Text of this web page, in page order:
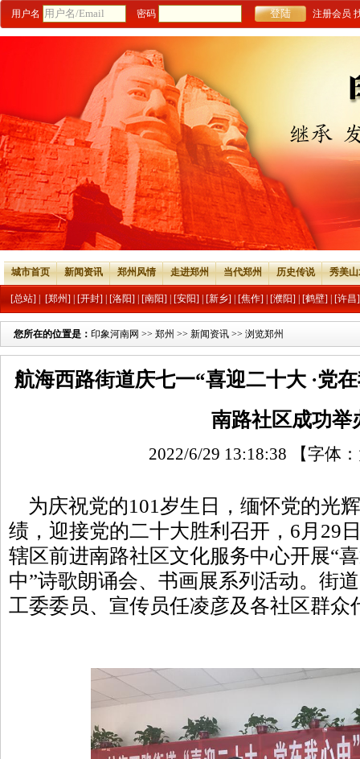
用户名 密码 注册会员
城市首页 新闻资讯 郑州风情 走进郑州 当代郑州 历史传说 秀美
[总站] [郑州] [开封] [洛阳] [南阳] [安阳] [新乡] [焦作] [濮阳] [鹤壁] [许昌]
您所在的位置是： 印象河南网 >> 郑州 >> 新闻资讯 >> 浏览郑州
航海西路街道庆七一“喜迎二十大 ·党
南路社区成功举
2022/6/29 13:18:38 【字体：
为庆祝党的101岁生日，缅怀党的光
绩，迎接党的二十大胜利召开，6月29
辖区前进南路社区文化服务中心开展“
中”诗歌朗诵会、书画展系列活动。街
工委委员、宣传员任凌彦及各社区群众